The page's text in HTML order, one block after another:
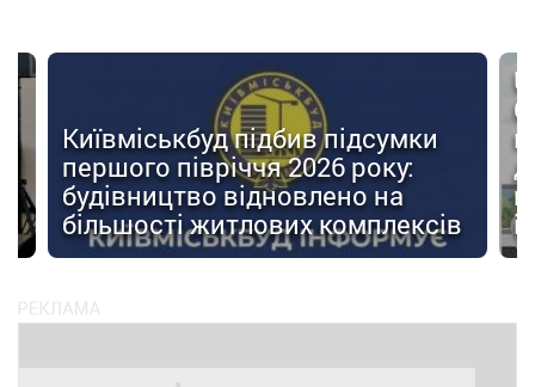
Київміськбуд підбив підсумки
першого півріччя 2026 року:
будівництво відновлено на
більшості житлових комплексів